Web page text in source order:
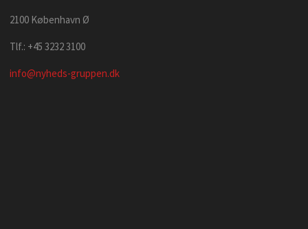
2100 København Ø
Tlf.: +45 3232 3100
info@nyheds-gruppen.dk